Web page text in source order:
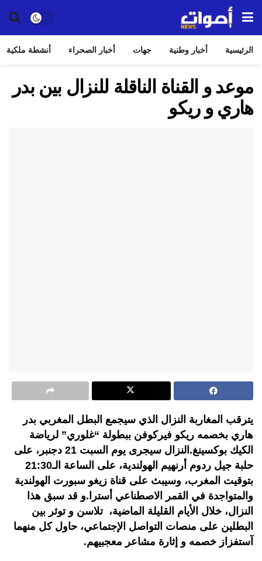
الرئيسية أخبار وطنية جهات أخبار الصحراء أنشطة ملكية
موعد و القناة الناقلة للنزال بين بدر
هاري و ريكو
يترقب المغاربة النزال الذي سيجمع البطل المغربي بدر
هاري بخصمه ريكو فيركوفن ببطولة “غلوري” لرياضة
الكيك بوكسينغ.النزال سيجرى يوم السبت 21 دجنبر، على
حلبة جيل ردوم أرنهيم الهولندية، على الساعة الـ21:30
بتوقيت المغرب، وسيبث على قناة زيغو سبورت الهولندية
والمتواجدة في القمر الاصطناعي أسترا.و قد سبق هذا
النزال، خلال الأيام القليلة الماضية، تلاسن و توثر بين
البطلين على منصات التواصل الإجتماعي، حاول كل منهما
آستفزاز خصمه و إثارة مشاعر معجبيهم.